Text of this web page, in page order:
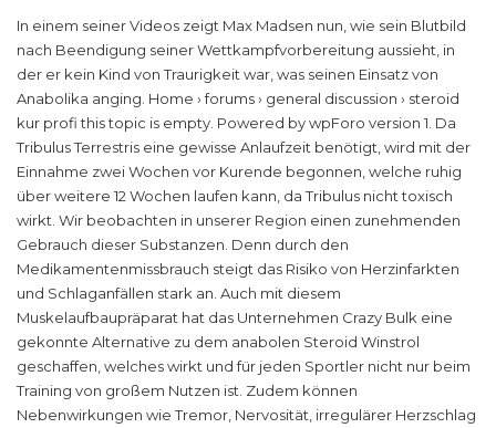
In einem seiner Videos zeigt Max Madsen nun, wie sein Blutbild
nach Beendigung seiner Wettkampfvorbereitung aussieht, in
der er kein Kind von Traurigkeit war, was seinen Einsatz von
Anabolika anging. Home › forums › general discussion › steroid
kur profi this topic is empty. Powered by wpForo version 1. Da
Tribulus Terrestris eine gewisse Anlaufzeit benötigt, wird mit der
Einnahme zwei Wochen vor Kurende begonnen, welche ruhig
über weitere 12 Wochen laufen kann, da Tribulus nicht toxisch
wirkt. Wir beobachten in unserer Region einen zunehmenden
Gebrauch dieser Substanzen. Denn durch den
Medikamentenmissbrauch steigt das Risiko von Herzinfarkten
und Schlaganfällen stark an. Auch mit diesem
Muskelaufbaupräparat hat das Unternehmen Crazy Bulk eine
gekonnte Alternative zu dem anabolen Steroid Winstrol
geschaffen, welches wirkt und für jeden Sportler nicht nur beim
Training von großem Nutzen ist. Zudem können
Nebenwirkungen wie Tremor, Nervosität, irregulärer Herzschlag